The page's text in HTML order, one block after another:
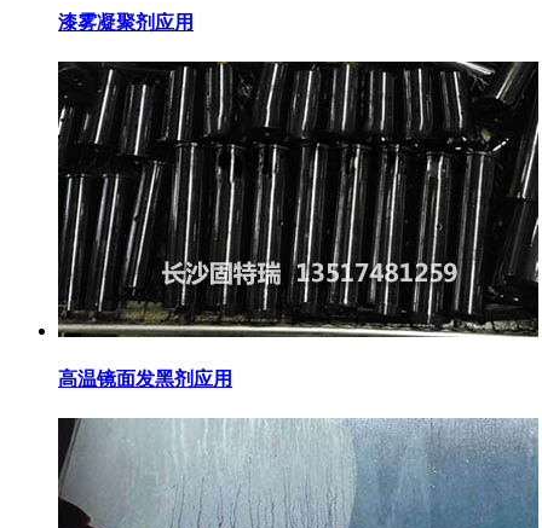
漆雾凝聚剂应用
高温镜面发黑剂应用